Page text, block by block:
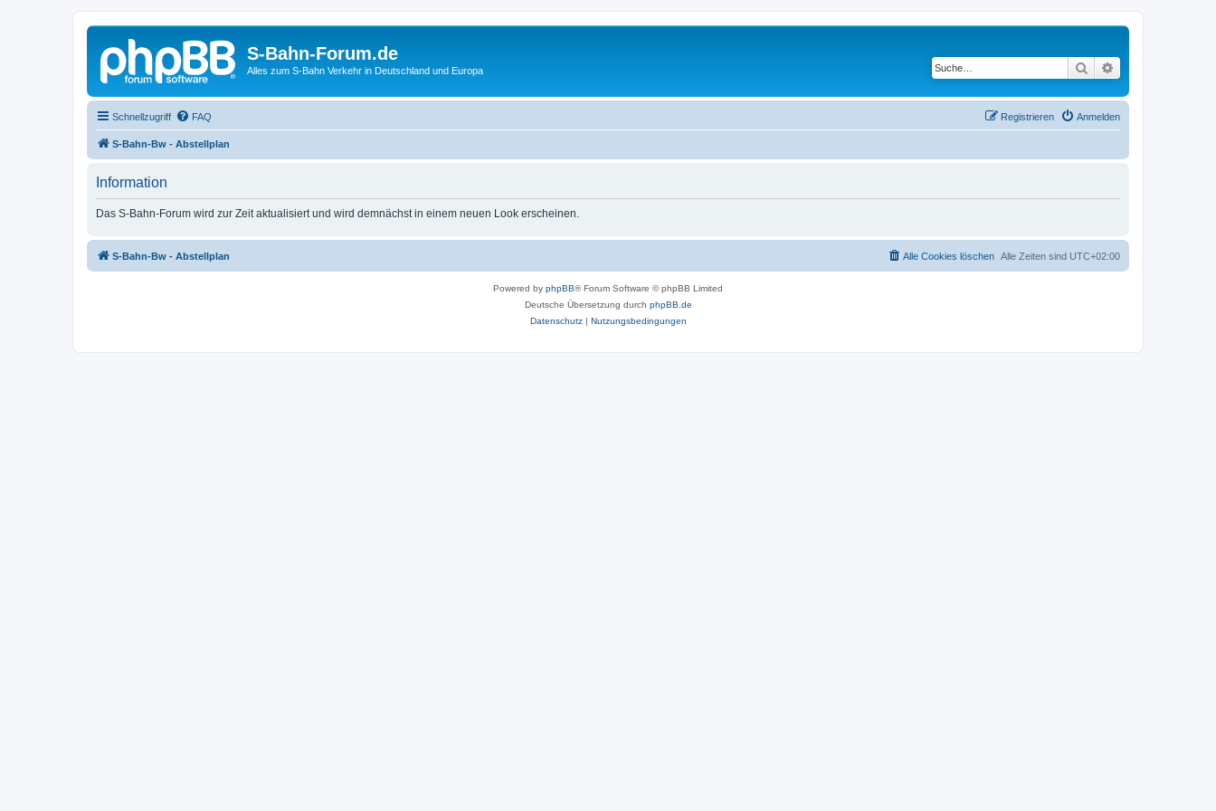
S-Bahn-Forum.de
Alles zum S-Bahn Verkehr in Deutschland und Europa Suche
Schnellzugriff FAQ Anmelden
Registrieren
S-Bahn-Bw - Abstellplan
Information
Das S-Bahn-Forum wird zur Zeit aktualisiert und wird demnächst in einem neuen Look erscheinen.
S-Bahn-Bw - Abstellplan Alle Zeiten sind UTC+02:00
Alle Cookies löschen
Powered by phpBB® Forum Software © phpBB Limited
Deutsche Übersetzung durch phpBB.de
Datenschutz| Nutzungsbedingungen